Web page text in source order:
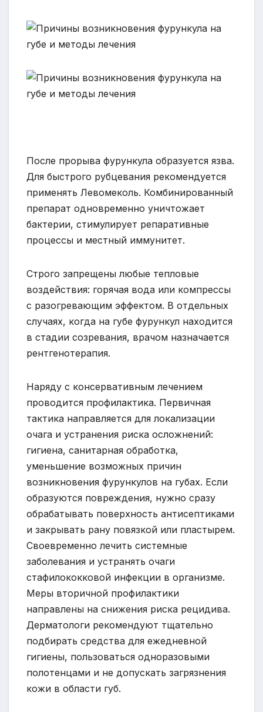
После прорыва фурункула образуется язва.
Для быстрого рубцевания рекомендуется
применять Левомеколь. Комбинированный
препарат одновременно уничтожает
бактерии, стимулирует репаративные
процессы и местный иммунитет.
Строго запрещены любые тепловые
воздействия: горячая вода или компрессы
с разогревающим эффектом. В отдельных
случаях, когда на губе фурункул находится
в стадии созревания, врачом назначается
рентгенотерапия.
Наряду с консервативным лечением
проводится профилактика. Первичная
тактика направляется для локализации
очага и устранения риска осложнений:
гигиена, санитарная обработка,
уменьшение возможных причин
возникновения фурункулов на губах. Если
образуются повреждения, нужно сразу
обрабатывать поверхность антисептиками
и закрывать рану повязкой или пластырем.
Своевременно лечить системные
заболевания и устранять очаги
стафилококковой инфекции в организме.
Меры вторичной профилактики
направлены на снижения риска рецидива.
Дерматологи рекомендуют тщательно
подбирать средства для ежедневной
гигиены, пользоваться одноразовыми
полотенцами и не допускать загрязнения
кожи в области губ.